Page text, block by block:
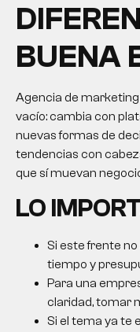
BUENA
Agencia de
vacío: cambia con
nuevas formas de
tendencias con
que sí muevan
LO
Si este frente
tiempo y
Para una
claridad, tomar
Si el tema ya te